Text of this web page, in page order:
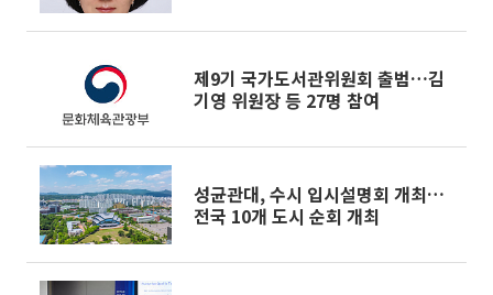
제9기 국가도서관위원회 출범…김
기영 위원장 등 27명 참여
성균관대, 수시 입시설명회 개최…
전국 10개 도시 순회 개최